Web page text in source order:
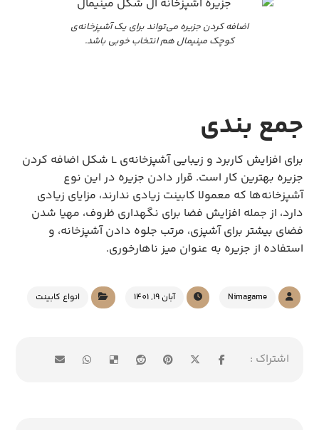
اضافه کردن جزیره می‌تواند برای یک آشپزخانه‌ی
کوچک مینیمال هم انتخاب خوبی باشد.
جمع بندی
برای افزایش کاربرد و زیبایی آشپزخانه‌ی L شکل اضافه کردن
جزیره بهترین کار است. قرار دادن جزیره در این نوع
آشپزخانه‌ها که معمولا کابینت زیادی ندارند، مزایای زیادی
دارد، از جمله افزایش فضا برای نگهداری ظروف، مهیا شدن
فضای بیشتر برای آشپزی، مرتب جلوه دادن آشپزخانه، و
استفاده از جزیره به عنوان میز ناهارخوری.
Nimagame آبان 19, 1401 انواع کابینت